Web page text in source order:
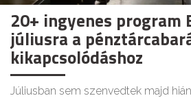
20+ ingyenes program
júliusra a
kikapcsolódáshoz
Júliusban sem szenvedtek majd